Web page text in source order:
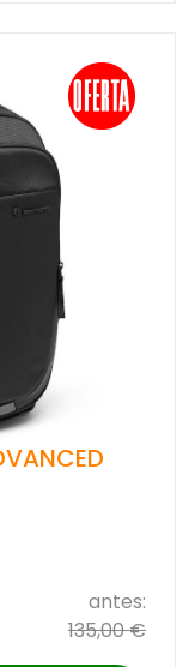
antes:
135,00 €